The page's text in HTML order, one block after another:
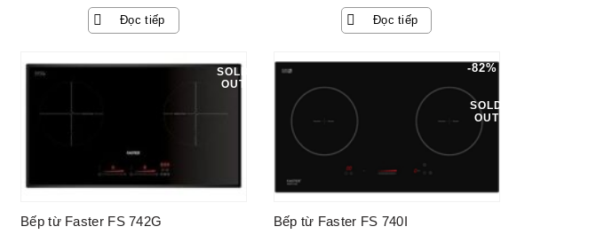
gốc
là:
19.900.000 ₫.
hiện
tại
là:
Đọc tiếp Đọc tiếp
SOLD
OUT
Bếp từ Faster FS 742G
-82%
SOLD
OUT
Bếp từ Faster FS 740I